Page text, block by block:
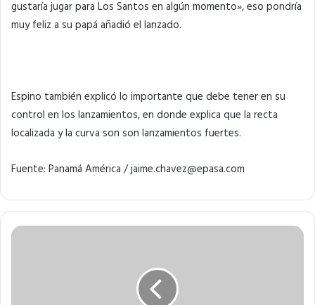
gustaría jugar para Los Santos en algún momento», eso pondría
muy feliz a su papá añadió el lanzado.
Espino también explicó lo importante que debe tener en su
control en los lanzamientos, en donde explica que la recta
localizada y la curva son son lanzamientos fuertes.
Fuente: Panamá América / jaime.chavez@epasa.com